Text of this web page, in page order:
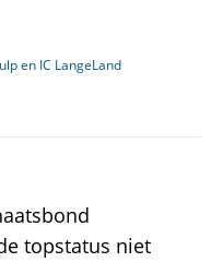
en IC LangeLand
topstatus niet